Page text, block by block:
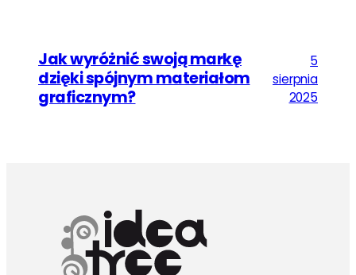
Jak wyróżnić swoją markę
dzięki spójnym materiałom
graficznym?
5
sierpnia
2025